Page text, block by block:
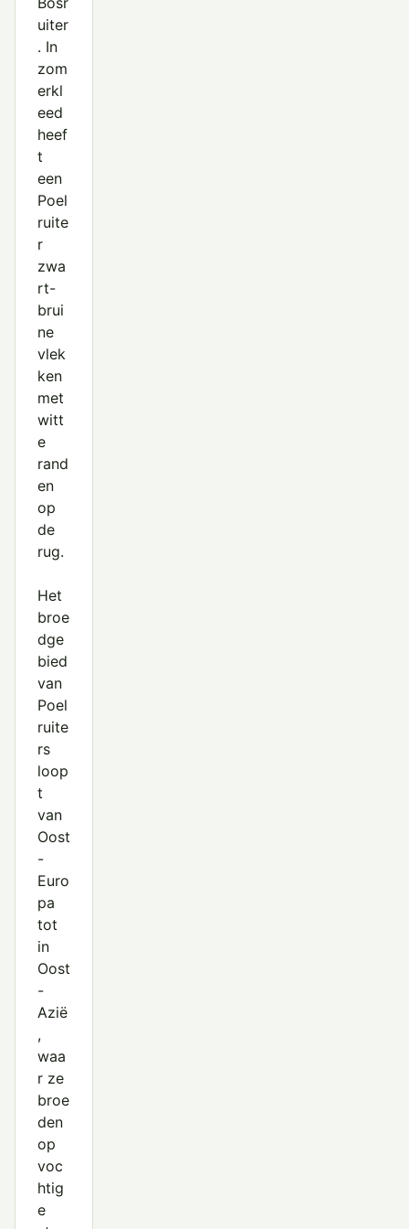
uiter
. In
zom
erkl
eed
heef
t
een
Poel
ruite
r
zwa
rt-
brui
ne
vlek
ken
met
witt
e
rand
en
op
de
rug.
Het
broe
dge
bied
van
Poel
ruite
rs
loop
t
van
Oost
-
Euro
pa
tot
in
Oost
-
Azië
,
waa
r ze
broe
den
op
voc
htig
e